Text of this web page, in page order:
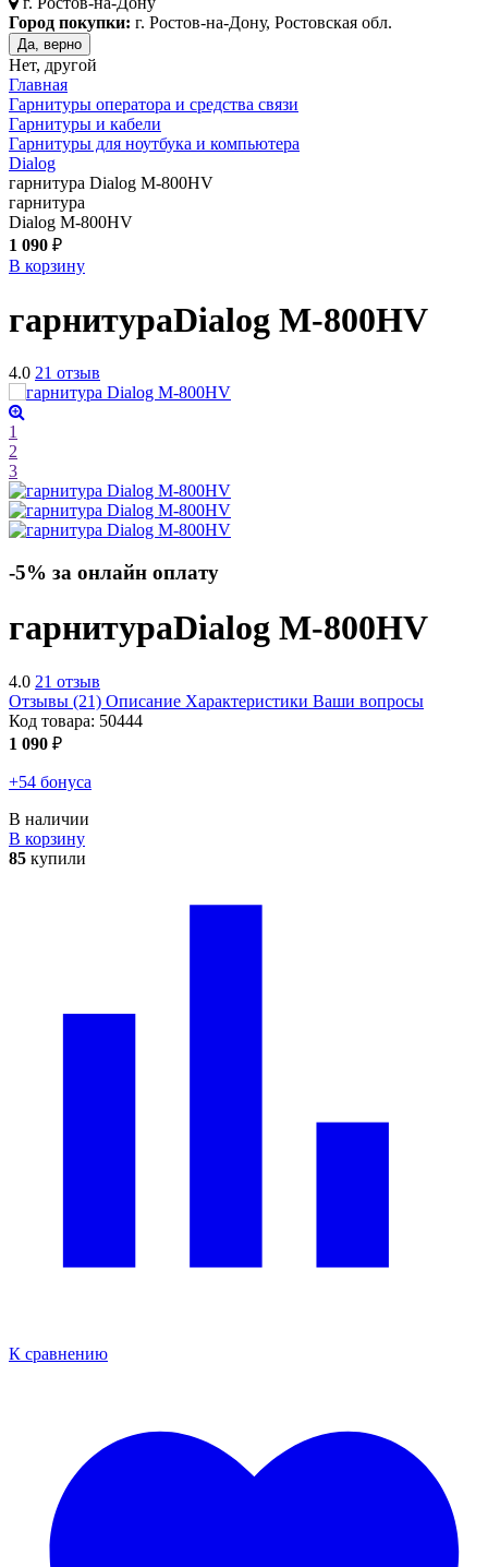
Город покупки: г. Ростов-на-Дону, Ростовская обл.
Да, верно
Нет, другой
Главная
Гарнитуры оператора и средства связи
Гарнитуры и кабели
Гарнитуры для ноутбука и компьютера
Dialog
гарнитура Dialog M-800HV
гарнитура
Dialog M-800HV
1 090 ₽
В корзину
гарнитураDialog M-800HV
4.0 21 отзыв
1
2
3
-5% за онлайн оплату
гарнитураDialog M-800HV
4.0 21 отзыв
Отзывы (21) Описание Характеристики Ваши вопросы
Код товара: 50444
1 090 ₽
+54 бонуса
В наличии
В корзину
85 купили
К сравнению